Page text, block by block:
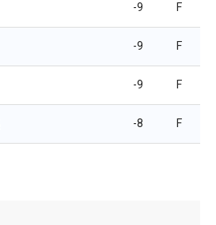
-9 F
-9 F
-9 F
-8 F